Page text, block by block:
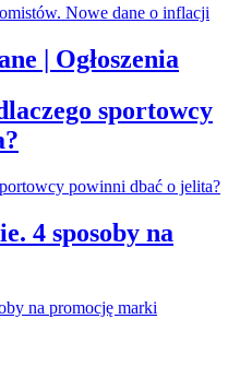
| Ogłoszenia
sportowcy
4 sposoby na